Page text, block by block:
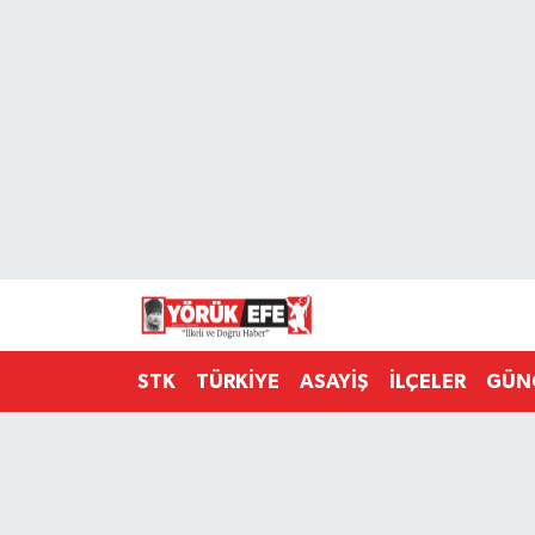
STK TÜRKİYE ASAYİŞ İLÇELER
Süper Lig Puan Durumu ve Fikstür
Tüm Manşetler